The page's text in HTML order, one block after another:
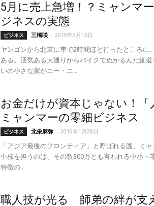
5月に売上急増！？ミャンマ
ジネスの実態
ビジネス 三橋咲 - 2019年9月16日
ヤンゴンから北東に車で2時間ほど行ったところに
ある。活気ある大通りからバイクでぬかるんだ細
いの小さな家がニー・ニ...
お金だけが資本じゃない！「
ミャンマーの零細ビジネス
ビジネス 北栄麻弥 - 2019年1月28日
「アジア最後のフロンティア」と呼ばれる国、ミ
中核を担うのは、その数300万とも言われる中小・
特徴の...
職人技が光る 師弟の絆が支